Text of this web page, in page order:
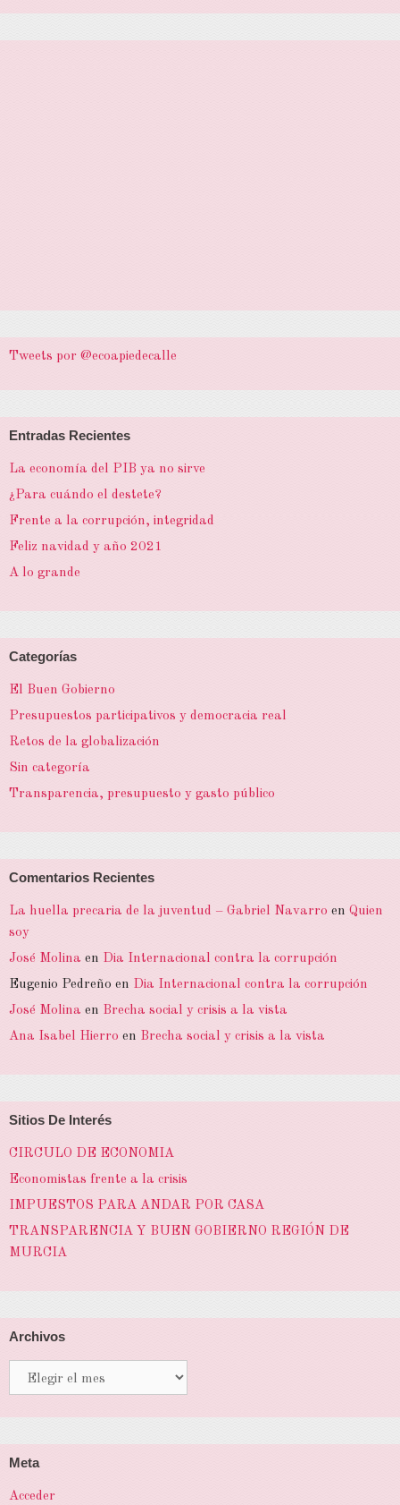
Tweets por @ecoapiedecalle
Entradas Recientes
La economía del PIB ya no sirve
¿Para cuándo el destete?
Frente a la corrupción, integridad
Feliz navidad y año 2021
A lo grande
Categorías
El Buen Gobierno
Presupuestos participativos y democracia real
Retos de la globalización
Sin categoría
Transparencia, presupuesto y gasto público
Comentarios Recientes
La huella precaria de la juventud – Gabriel Navarro en Quien
soy
José Molina en Dia Internacional contra la corrupción
Eugenio Pedreño en Dia Internacional contra la corrupción
José Molina en Brecha social y crisis a la vista
Ana Isabel Hierro en Brecha social y crisis a la vista
Sitios De Interés
CIRCULO DE ECONOMIA
Economistas frente a la crisis
IMPUESTOS PARA ANDAR POR CASA
TRANSPARENCIA Y BUEN GOBIERNO REGIÓN DE
MURCIA
Archivos
Meta
Acceder